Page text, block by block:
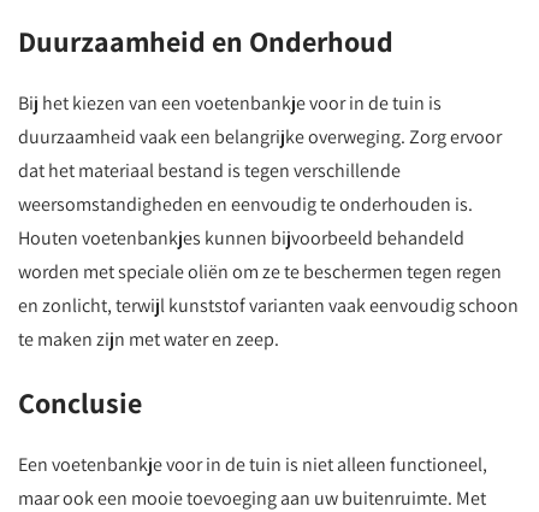
Duurzaamheid en Onderhoud
Bij het kiezen van een voetenbankje voor in de tuin is
duurzaamheid vaak een belangrijke overweging. Zorg ervoor
dat het materiaal bestand is tegen verschillende
weersomstandigheden en eenvoudig te onderhouden is.
Houten voetenbankjes kunnen bijvoorbeeld behandeld
worden met speciale oliën om ze te beschermen tegen regen
en zonlicht, terwijl kunststof varianten vaak eenvoudig schoon
te maken zijn met water en zeep.
Conclusie
Een voetenbankje voor in de tuin is niet alleen functioneel,
maar ook een mooie toevoeging aan uw buitenruimte. Met